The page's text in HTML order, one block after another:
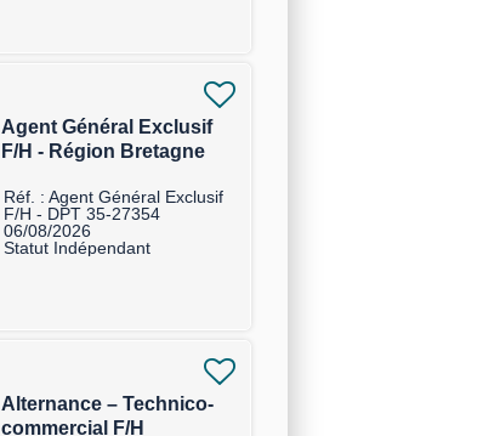
Agent Général Exclusif
F/H - Région Bretagne
Réf. : Agent Général Exclusif
F/H - DPT 35-27354
06/08/2026
Statut Indépendant
Alternance – Technico-
commercial F/H